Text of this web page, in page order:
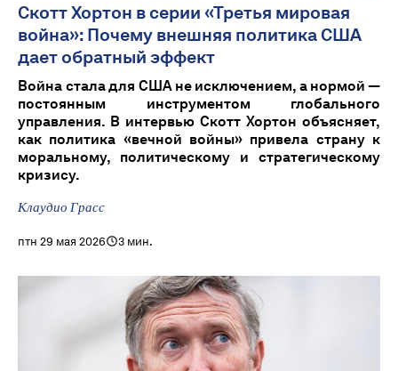
Скотт Хортон в серии «Третья мировая
война»: Почему внешняя политика США
дает обратный эффект
Война стала для США не исключением, а нормой —
постоянным инструментом глобального
управления. В интервью Скотт Хортон объясняет,
как политика «вечной войны» привела страну к
моральному, политическому и стратегическому
кризису.
Клаудио Грасс
птн 29 мая 2026 3 мин.